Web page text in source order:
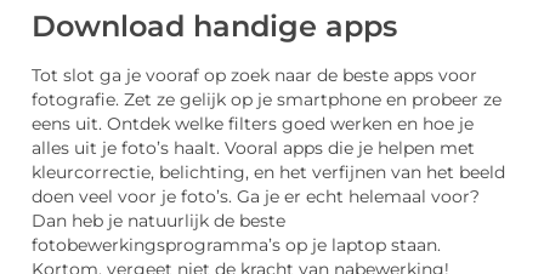
Download handige apps
Tot slot ga je vooraf op zoek naar de beste apps voor
fotografie. Zet ze gelijk op je smartphone en probeer ze
eens uit. Ontdek welke filters goed werken en hoe je
alles uit je foto’s haalt. Vooral apps die je helpen met
kleurcorrectie, belichting, en het verfijnen van het beeld
doen veel voor je foto’s. Ga je er echt helemaal voor?
Dan heb je natuurlijk de beste
fotobewerkingsprogramma’s op je laptop staan.
Kortom, vergeet niet de kracht van nabewerking!